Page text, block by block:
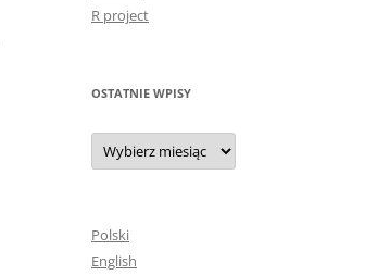
R project
OSTATNIE WPISY
Ostatnie
wpisy
Polski
English